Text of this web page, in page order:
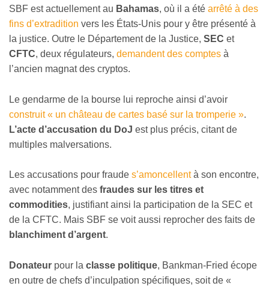
SBF est actuellement au Bahamas, où il a été arrêté à des
fins d’extradition vers les États-Unis pour y être présenté à
la justice. Outre le Département de la Justice, SEC et
CFTC, deux régulateurs, demandent des comptes à
l’ancien magnat des cryptos.
Le gendarme de la bourse lui reproche ainsi d’avoir
construit « un château de cartes basé sur la tromperie ».
L’acte d’accusation du DoJ est plus précis, citant de
multiples malversations.
Les accusations pour fraude s’amoncellentà son encontre,
avec notamment des fraudes sur les titres et
commodities, justifiant ainsi la participation de la SEC et
de la CFTC. Mais SBF se voit aussi reprocher des faits de
blanchiment d’argent.
Donateur pour la classe politique, Bankman-Fried écope
en outre de chefs d’inculpation spécifiques, soit de «